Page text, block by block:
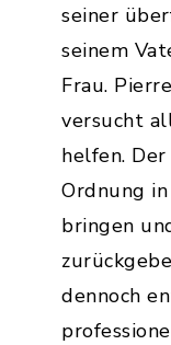
seiner
seinem
Frau.
versucht
helfen.
Ordnung
bringen
dennoch